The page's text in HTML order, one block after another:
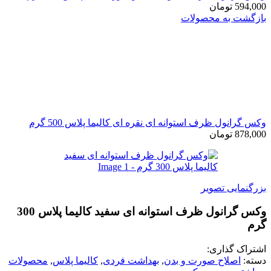
تومان
به محصولات
ظرف استوانه ای نقره ای کالیما پلاس 500 گرم
تومان
تصویر
وکس گرانول ظرف استوانه ای سفید کالیما پلاس 300
صورت و بدن بهداشت فردی, کالیما پلاس, محصولات